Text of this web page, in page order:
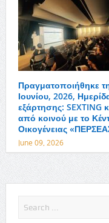
Πραγματοποιήθηκε
Ιουνίου, 2026,
εξάρτησης: SEXTING
από κοινού με το
Οικογένειας
June 09, 2026